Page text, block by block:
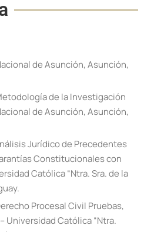
de Asunción, Asunción,
de la Investigación
de Asunción, Asunción,
Jurídico de Precedentes
Constitucionales con
Católica “Ntra. Sra. de la
Procesal Civil Pruebas,
Universidad Católica “Ntra.